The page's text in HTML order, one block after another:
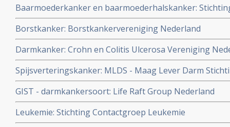
Baarmoederkanker en baarmoederhalskanker:
Borstkanker: Borstkankervereniging Nederland
Darmkanker: Crohn en Colitis Ulcerosa Vereniging
Spijsverteringskanker: MLDS - Maag Lever Darm
over darmkanker, slokdarmkanker en
GIST - darmkankersoort: Life Raft Group Nederland
Leukemie: Stichting Contactgroep Leukemie